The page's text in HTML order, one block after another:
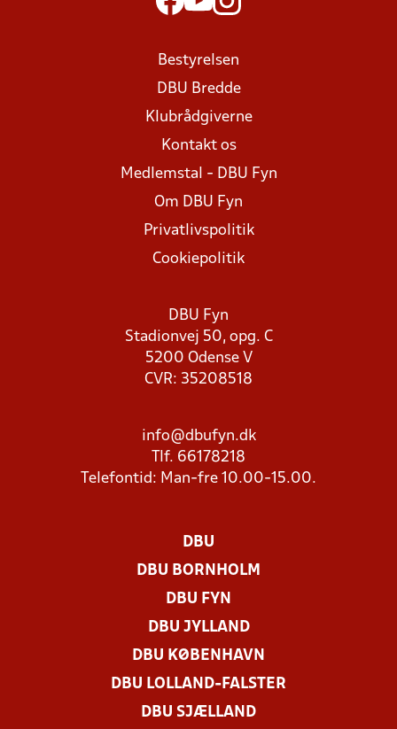
Bestyrelsen
DBU Bredde
Klubrådgiverne
Kontakt os
Medlemstal - DBU Fyn
Om DBU Fyn
Privatlivspolitik
Cookiepolitik
DBU Fyn
Stadionvej 50, opg. C
5200 Odense V
CVR: 35208518
info@dbufyn.dk
Tlf. 66178218
Telefontid: Man-fre 10.00-15.00.
DBU
DBU BORNHOLM
DBU FYN
DBU JYLLAND
DBU KØBENHAVN
DBU LOLLAND-FALSTER
DBU SJÆLLAND